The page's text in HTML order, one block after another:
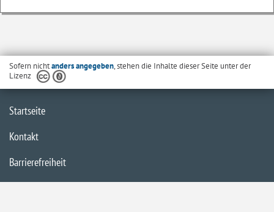
Sofern nichtanders angegeben, stehen die Inhalte dieser Seite unter der
Lizenz
Startseite
Kontakt
Barrierefreiheit